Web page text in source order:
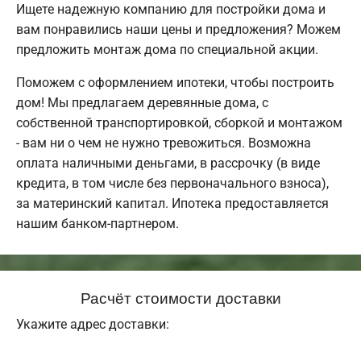
Ищете надежную компанию для постройки дома и
вам понравились наши цены и предложения? Можем
предложить монтаж дома по специальной акции.
Поможем с оформлением ипотеки, чтобы построить
дом! Мы предлагаем деревянные дома, с
собственной транспортировкой, сборкой и монтажом
- вам ни о чем не нужно тревожиться. Возможна
оплата наличными деньгами, в рассрочку (в виде
кредита, в том числе без первоначального взноса),
за материнский капитал. Ипотека предоставляется
нашим банком-партнером.
Расчёт стоимости доставки
Укажите адрес доставки: